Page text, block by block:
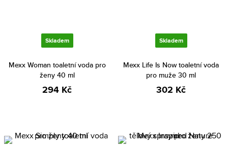
Skladem
Mexx Woman toaletní voda pro
ženy 40 ml
294 Kč
Skladem
Mexx Life Is Now toaletní voda
pro muže 30 ml
302 Kč